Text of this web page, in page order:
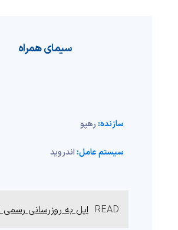
سیمای همراه
سازنده: رهپو
سیستم عامل: اندروید
READ اپل به روزرسانی رسمی iOS ،watchOS و tvOS را منتشر کرد